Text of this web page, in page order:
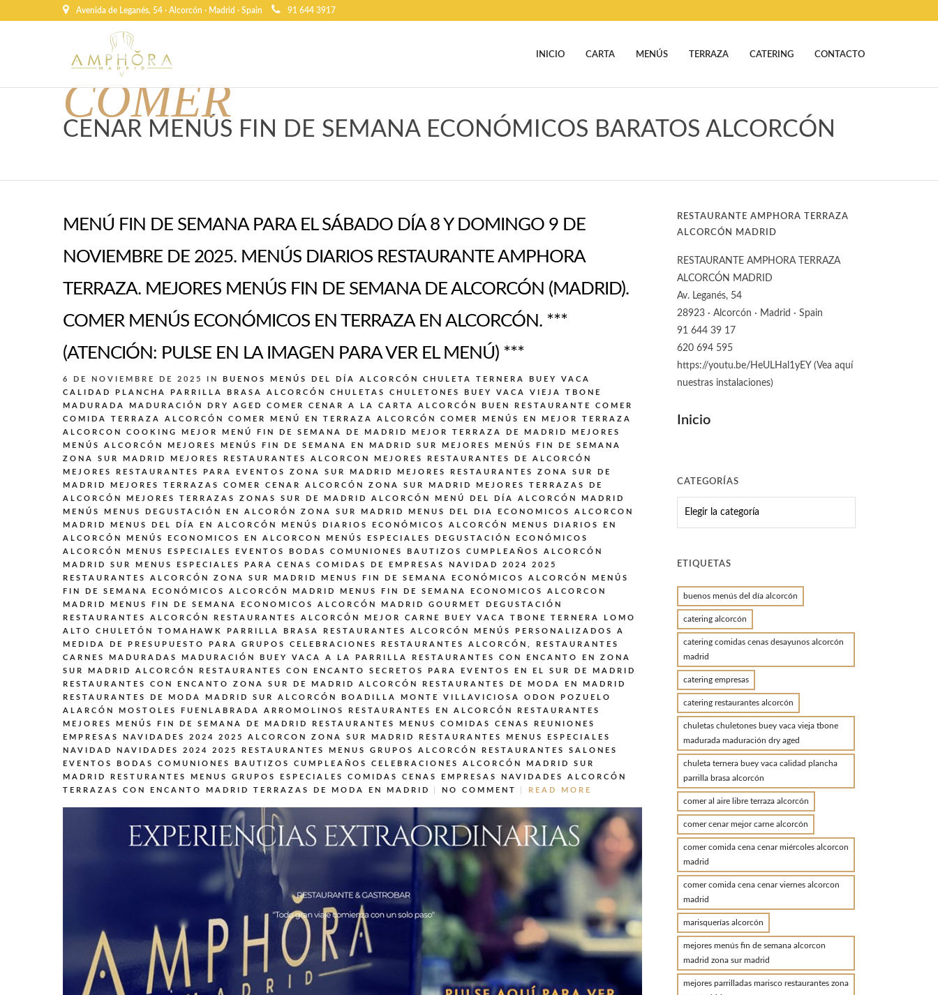
Avenida de Leganés, 54 · Alcorcón · Madrid · Spain 91 644 3917
INICIO CARTA MENÚS TERRAZA CATERING CONTACTO
COMER
CENAR MENÚS FIN DE SEMANA ECONÓMICOS BARATOS ALCORCÓN
MENÚ FIN DE SEMANA PARA EL SÁBADO DÍA 8 Y DOMINGO 9 DE
NOVIEMBRE DE 2025. MENÚS DIARIOS RESTAURANTE AMPHORA
TERRAZA. MEJORES MENÚS FIN DE SEMANA DE ALCORCÓN (MADRID).
COMER MENÚS ECONÓMICOS EN TERRAZA EN ALCORCÓN. ***
(ATENCIÓN: PULSE EN LA IMAGEN PARA VER EL MENÚ) ***
6 DE NOVIEMBRE DE 2025 IN BUENOS MENÚS DEL DÍA ALCORCÓN
CHULETA TERNERA BUEY VACA
CALIDAD PLANCHA PARRILLA BRASA ALCORCÓN
CHULETAS CHULETONES BUEY VACA VIEJA TBONE
MADURADA MADURACIÓN DRY AGED
COMER CENAR A LA CARTA ALCORCÓN BUEN RESTAURANTE
COMER
COMIDA TERRAZA ALCORCÓN
COMER MENÚ EN TERRAZA ALCORCÓN
COMER MENÚS EN MEJOR TERRAZA
ALCORCON
COOKING MEJOR MENÚ FIN DE SEMANA DE MADRID MEJOR TERRAZA DE MADRID
MEJORES
MENÚS ALCORCÓN
MEJORES MENÚS FIN DE SEMANA EN MADRID SUR
MEJORES MENÚS FIN DE SEMANA
ZONA SUR MADRID
MEJORES RESTAURANTES ALCORCON
MEJORES RESTAURANTES DE ALCORCÓN
MEJORES RESTAURANTES PARA EVENTOS ZONA SUR MADRID
MEJORES RESTAURANTES ZONA SUR DE
MADRID
MEJORES TERRAZAS COMER CENAR ALCORCÓN ZONA SUR MADRID
MEJORES TERRAZAS DE
ALCORCÓN
MEJORES TERRAZAS ZONAS SUR DE MADRID ALCORCÓN
MENÚ DEL DÍA ALCORCÓN MADRID
MENÚS
MENUS DEGUSTACIÓN EN ALCORÓN ZONA SUR MADRID
MENUS DEL DIA ECONOMICOS ALCORCON
MADRID
MENUS DEL DÍA EN ALCORCÓN MENÚS DIARIOS ECONÓMICOS ALCORCÓN
MENUS DIARIOS EN
ALCORCÓN
MENÚS ECONOMICOS EN ALCORCON
MENÚS ESPECIALES DEGUSTACIÓN ECONÓMICOS
ALCORCÓN
MENUS ESPECIALES EVENTOS BODAS COMUNIONES BAUTIZOS CUMPLEAÑOS ALCORCÓN
MADRID SUR
MENUS ESPECIALES PARA CENAS COMIDAS DE EMPRESAS NAVIDAD 2024 2025
RESTAURANTES ALCORCÓN ZONA SUR MADRID
MENUS FIN DE SEMANA ECONÓMICOS ALCORCÓN
MENÚS
FIN DE SEMANA ECONÓMICOS ALCORCÓN MADRID
MENUS FIN DE SEMANA ECONOMICOS ALCORCON
MADRID
MENUS FIN DE SEMANA ECONOMICOS ALCORCÓN MADRID GOURMET DEGUSTACIÓN
RESTAURANTES ALCORCÓN
RESTAURANTES ALCORCÓN MEJOR CARNE BUEY VACA TBONE TERNERA LOMO
ALTO CHULETÓN TOMAHAWK PARRILLA BRASA
RESTAURANTES ALCORCÓN MENÚS PERSONALIZADOS A
MEDIDA DE PRESUPUESTO PARA GRUPOS CELEBRACIONES
RESTAURANTES ALCORCÓN,
RESTAURANTES
CARNES MADURADAS MADURACIÓN BUEY VACA A LA PARRILLA
RESTAURANTES CON ENCANTO EN ZONA
SUR MADRID ALCORCÓN
RESTAURANTES CON ENCANTO SECRETOS PARA EVENTOS EN EL SUR DE MADRID
RESTAURANTES CON ENCANTO ZONA SUR DE MADRID ALCORCÓN
RESTAURANTES DE MODA EN MADRID
RESTAURANTES DE MODA MADRID SUR ALCORCÓN BOADILLA MONTE VILLAVICIOSA ODON POZUELO
ALARCÓN MOSTOLES FUENLABRADA ARROMOLINOS
RESTAURANTES EN ALCORCÓN
RESTAURANTES
MEJORES MENÚS FIN DE SEMANA DE MADRID
RESTAURANTES MENUS COMIDAS CENAS REUNIONES
EMPRESAS NAVIDADES 2024 2025 ALCORCON ZONA SUR MADRID
RESTAURANTES MENUS ESPECIALES
NAVIDAD NAVIDADES 2024 2025
RESTAURANTES MENUS GRUPOS ALCORCÓN
RESTAURANTES SALONES
EVENTOS BODAS COMUNIONES BAUTIZOS CUMPLEAÑOS CELEBRACIONES ALCORCÓN MADRID SUR
MADRID
RESTURANTES MENUS GRUPOS ESPECIALES COMIDAS CENAS EMPRESAS NAVIDADES ALCORCÓN
TERRAZAS CON ENCANTO MADRID
TERRAZAS DE MODA EN MADRID NO COMMENT READ MORE
RESTAURANTE AMPHORA TERRAZA
ALCORCÓN MADRID
RESTAURANTE AMPHORA TERRAZA
ALCORCÓN MADRID
Av. Leganés, 54
28923 · Alcorcón · Madrid · Spain
91 644 39 17
620 694 595
https://youtu.be/HeULHal1yEY (Vea aquí
nuestras instalaciones)
Inicio
CATEGORÍAS
CATEGORÍAS
ETIQUETAS
buenos menús del día alcorcón
catering alcorcón
catering comidas cenas desayunos alcorcón
madrid
catering empresas
catering restaurantes alcorcón
chuletas chuletones buey vaca vieja tbone
madurada maduración dry aged
chuleta ternera buey vaca calidad plancha
parrilla brasa alcorcón
comer al aire libre terraza alcorcón
comer cenar mejor carne alcorcón
comer comida cena cenar miércoles alcorcon
madrid
comer comida cena cenar viernes alcorcon
madrid
marisquerías alcorcón
mejores menús fin de semana alcorcon
madrid zona sur madrid
mejores parrilladas marisco restaurantes zona